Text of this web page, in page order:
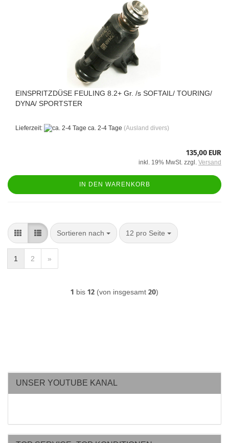
EINSPRITZDÜSE FEULING 8.2+ Gr. /s SOFTAIL/ TOURING/
DYNA/ SPORTSTER
Lieferzeit: ca. 2-4 Tage (Ausland divers)
135,00 EUR
inkl. 19% MwSt. zzgl. Versand
IN DEN WARENKORB
Sortieren nach
Sortieren nach 12 pro Seite
pro Seite
1 2 »
1 bis 12 (von insgesamt 20)
UNSER YOUTUBE KANAL